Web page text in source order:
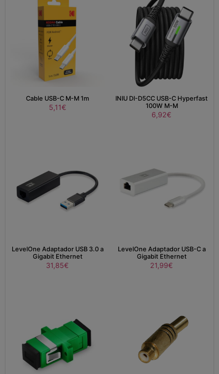
Cable USB-C M-M 1m
5,11€
INIU DI-D5CC USB-C Hyperfast
100W M-M
6,92€
LevelOne Adaptador USB 3.0 a
Gigabit Ethernet
31,85€
LevelOne Adaptador USB-C a
Gigabit Ethernet
21,99€